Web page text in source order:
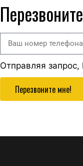
Отправляя
Перезвоните мне!